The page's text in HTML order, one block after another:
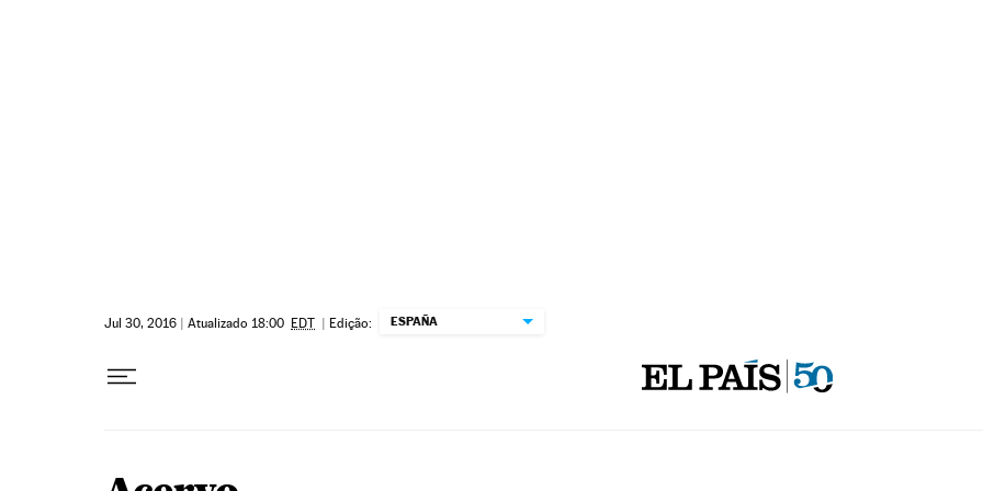
Jul 30, 2016 | Atualizado 18:00 EDT | Edição: ESPAÑA